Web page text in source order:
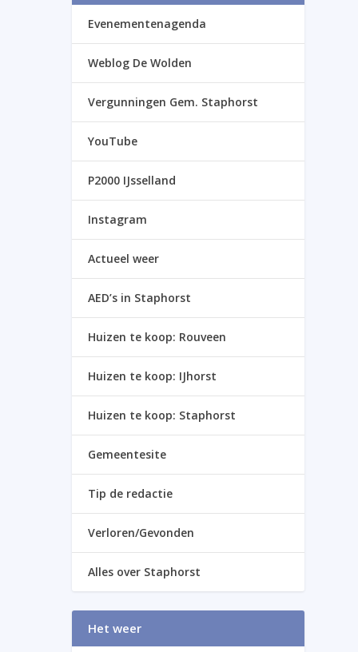
Evenementenagenda
Weblog De Wolden
Vergunningen Gem. Staphorst
YouTube
P2000 IJsselland
Instagram
Actueel weer
AED’s in Staphorst
Huizen te koop: Rouveen
Huizen te koop: IJhorst
Huizen te koop: Staphorst
Gemeentesite
Tip de redactie
Verloren/Gevonden
Alles over Staphorst
Het weer